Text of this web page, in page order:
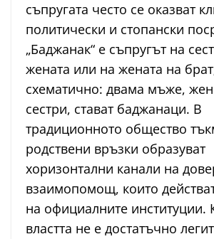
съпругата често се оказват
политически и стопански
„Баджанак“ е съпругът на
жената или на жената на
схематично: двама мъже,
сестри, стават баджанаци. В
традиционното общество
родствени връзки образуват
хоризонтални канали на
взаимопомощ, които
на официалните институции.
властта не е достатъчно